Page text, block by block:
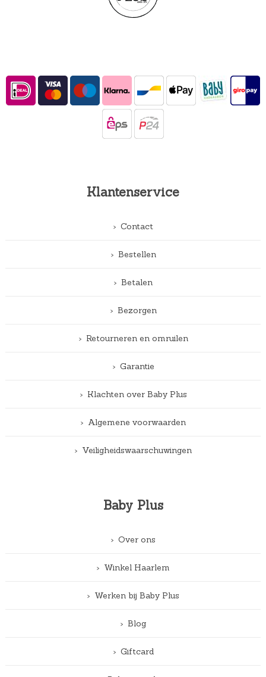
Klantenservice
Contact
Bestellen
Betalen
Bezorgen
Retourneren en omruilen
Garantie
Klachten over Baby Plus
Algemene voorwaarden
Veiligheidswaarschuwingen
Baby Plus
Over ons
Winkel Haarlem
Werken bij Baby Plus
Blog
Giftcard